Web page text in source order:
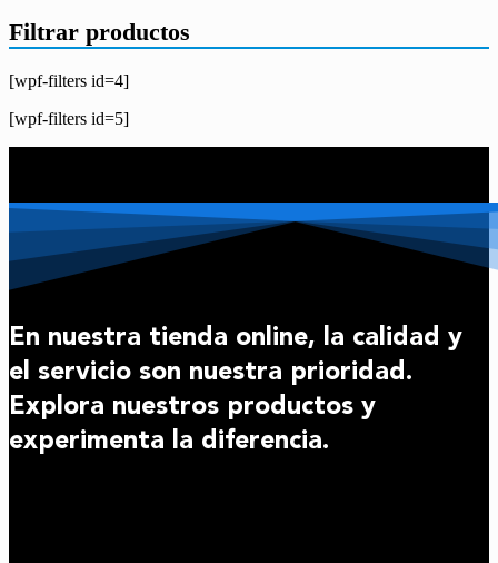
Filtrar productos
[wpf-filters id=4]
[wpf-filters id=5]
En nuestra tienda online, la calidad y
el servicio son nuestra prioridad.
Explora nuestros productos y
experimenta la diferencia.